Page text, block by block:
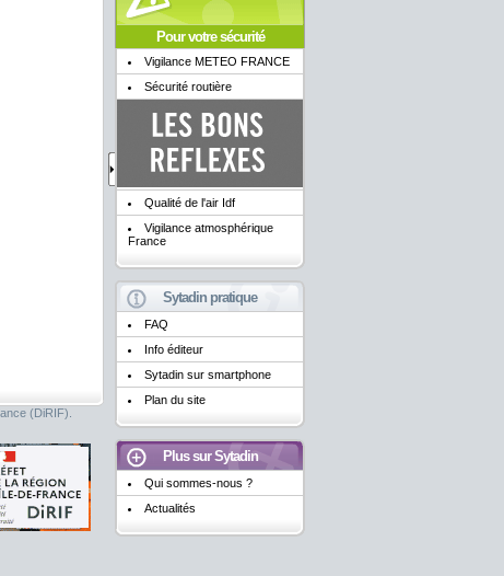
Pour votre sécurité
Vigilance METEO FRANCE
Sécurité routière
Qualité de l'air Idf
Vigilance atmosphérique
France
Sytadin pratique
FAQ
Info éditeur
Sytadin sur smartphone
Plan du site
Plus sur Sytadin
Qui sommes-nous ?
Actualités
(DiRIF).